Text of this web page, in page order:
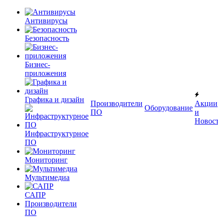
Антивирусы
Безопасность
Бизнес-
приложения
Графика и дизайн
Инфраструктурное
ПО
Мониторинг
Мультимедиа
САПР
Производители
ПО
Производители
ПО
Оборудование
Акции
и